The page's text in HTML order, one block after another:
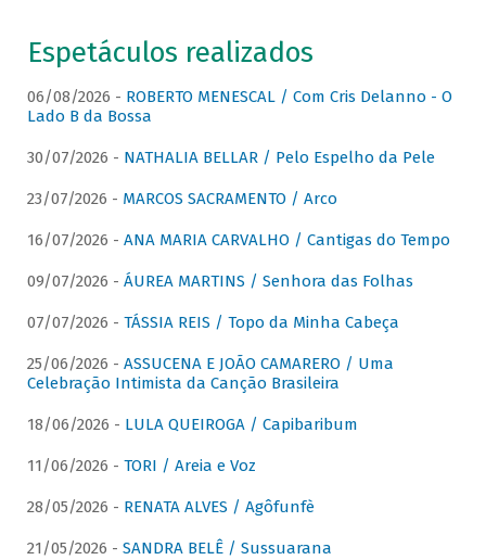
Espetáculos realizados
06/08/2026 - ROBERTO MENESCAL / Com Cris Delanno - O
Lado B da Bossa
30/07/2026 - NATHALIA BELLAR / Pelo Espelho da Pele
23/07/2026 - MARCOS SACRAMENTO / Arco
16/07/2026 - ANA MARIA CARVALHO / Cantigas do Tempo
09/07/2026 - ÁUREA MARTINS / Senhora das Folhas
07/07/2026 - TÁSSIA REIS / Topo da Minha Cabeça
25/06/2026 - ASSUCENA E JOÃO CAMARERO / Uma
Celebração Intimista da Canção Brasileira
18/06/2026 - LULA QUEIROGA / Capibaribum
11/06/2026 - TORI / Areia e Voz
28/05/2026 - RENATA ALVES / Agôfunfè
21/05/2026 - SANDRA BELÊ / Sussuarana